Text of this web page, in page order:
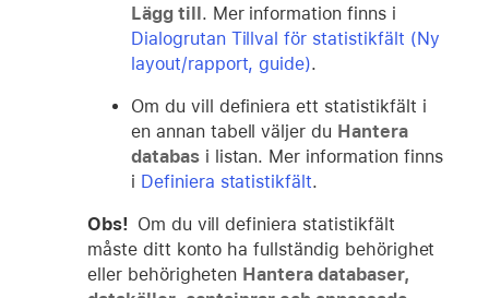
Lägg till. Mer information finns i
Dialogrutan Tillval för statistikfält (Ny
layout/rapport, guide).
Om du vill definiera ett statistikfält i
en annan tabell väljer du Hantera
databasi listan. Mer information finns
i Definiera statistikfält.
Obs! Om du vill definiera statistikfält
måste ditt konto ha fullständig behörighet
eller behörigheten Hantera databaser,